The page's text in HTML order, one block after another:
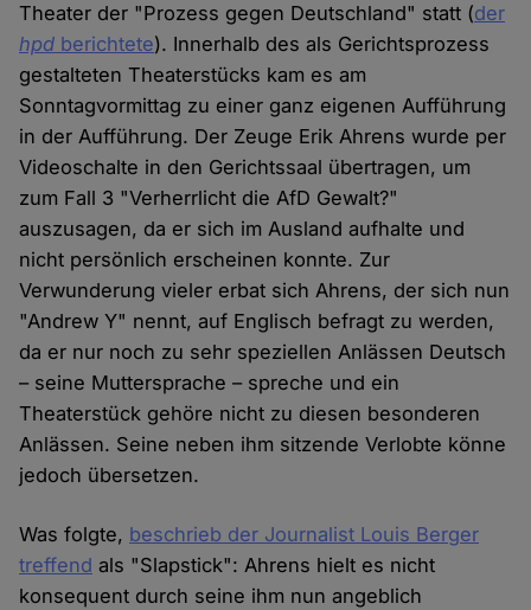
Theater der "Prozess gegen Deutschland" statt (der
hpd berichtete). Innerhalb des als Gerichtsprozess
gestalteten Theaterstücks kam es am
Sonntagvormittag zu einer ganz eigenen Aufführung
in der Aufführung. Der Zeuge Erik Ahrens wurde per
Videoschalte in den Gerichtssaal übertragen, um
zum Fall 3 "Verherrlicht die AfD Gewalt?"
auszusagen, da er sich im Ausland aufhalte und
nicht persönlich erscheinen konnte. Zur
Verwunderung vieler erbat sich Ahrens, der sich nun
"Andrew Y" nennt, auf Englisch befragt zu werden,
da er nur noch zu sehr speziellen Anlässen Deutsch
– seine Muttersprache – spreche und ein
Theaterstück gehöre nicht zu diesen besonderen
Anlässen. Seine neben ihm sitzende Verlobte könne
jedoch übersetzen.
Was folgte, beschrieb der Journalist Louis Berger
treffend als "Slapstick": Ahrens hielt es nicht
konsequent durch seine ihm nun angeblich